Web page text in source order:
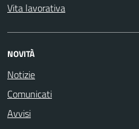
Vita lavorativa
NOVITÀ
Notizie
Comunicati
Avvisi